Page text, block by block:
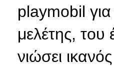
playmobil
μελέτης,
νιώσει